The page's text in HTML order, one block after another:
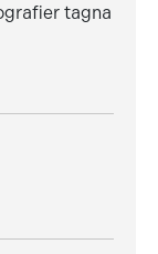
tagna